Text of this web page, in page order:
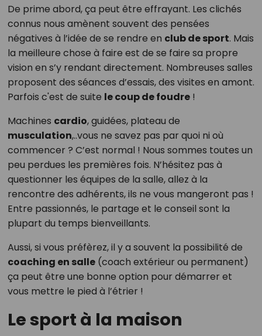
De prime abord, ça peut être effrayant. Les clichés
connus nous amènent souvent des pensées
négatives à l’idée de se rendre en club de sport. Mais
la meilleure chose à faire est de se faire sa propre
vision en s’y rendant directement. Nombreuses salles
proposent des séances d’essais, des visites en amont.
Parfois c'est de suite le coup de foudre!
Machines cardio, guidées, plateau de
musculation,..vous ne savez pas par quoi ni où
commencer ? C’est normal ! Nous sommes toutes un
peu perdues les premières fois. N’hésitez pas à
questionner les équipes de la salle, allez à la
rencontre des adhérents, ils ne vous mangeront pas !
Entre passionnés, le partage et le conseil sont la
plupart du temps bienveillants.
Aussi, si vous préfèrez, il y a souvent la possibilité de
coaching en salle(coach extérieur ou permanent)
ça peut être une bonne option pour démarrer et
vous mettre le pied à l’étrier !
Le sport à la maison